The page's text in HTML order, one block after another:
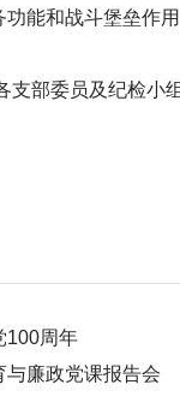
能和战斗堡垒作
部委员及纪检小组
100周年
廉政党课报告会